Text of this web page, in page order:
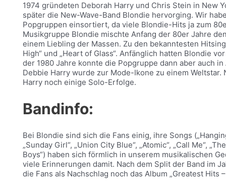
1974 gründeten Deborah Harry und Chris Stein in New
später die New-Wave-Band Blondie hervorging. Wir
Popgruppen einsortiert, da viele Blondie-Hits ja zum
Musikgruppe Blondie mischte Anfang der 80er Jahre
einem Liebling der Massen. Zu den bekanntesten
High“ und „Heart of Glass“. Anfänglich hatten Blondie
der 1980 Jahre konnte die Popgruppe dann aber auch
Debbie Harry wurde zur Mode-Ikone zu einem
Harry noch einige Solo-Erfolge.
Bandinfo:
Bei Blondie sind sich die Fans einig, ihre Songs
„Sunday Girl“, „Union City Blue“, „Atomic“, „Call Me“,
Boys“) haben sich förmlich in unserem musikalischen
viele Erinnerungen damit. Nach dem Split der Band im
die Fans als Nachschlag noch das Album „Greatest Hits